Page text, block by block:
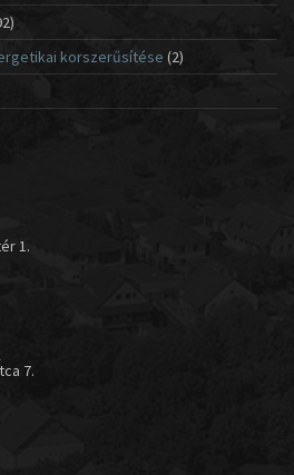
korszerűsítése (2)
1.
7.